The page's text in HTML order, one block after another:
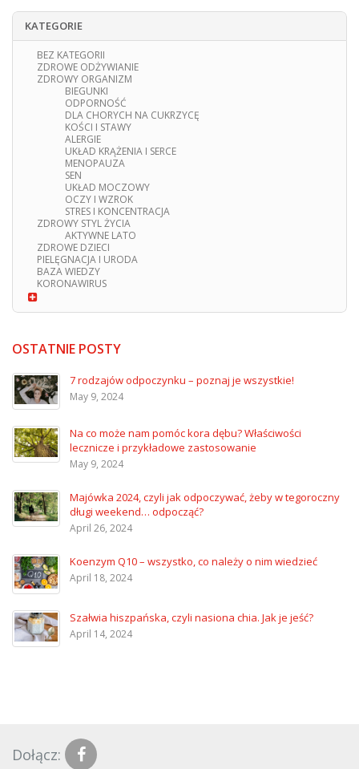
KATEGORIE
BEZ KATEGORII
ZDROWE ODŻYWIANIE
ZDROWY ORGANIZM
BIEGUNKI
ODPORNOŚĆ
DLA CHORYCH NA CUKRZYCĘ
KOŚCI I STAWY
ALERGIE
UKŁAD KRĄŻENIA I SERCE
MENOPAUZA
SEN
UKŁAD MOCZOWY
OCZY I WZROK
STRES I KONCENTRACJA
ZDROWY STYL ŻYCIA
AKTYWNE LATO
ZDROWE DZIECI
PIELĘGNACJA I URODA
BAZA WIEDZY
KORONAWIRUS
OSTATNIE POSTY
7 rodzajów odpoczynku – poznaj je wszystkie!
May 9, 2024
Na co może nam pomóc kora dębu? Właściwości
lecznicze i przykładowe zastosowanie
May 9, 2024
Majówka 2024, czyli jak odpoczywać, żeby w tegoroczny
długi weekend… odpocząć?
April 26, 2024
Koenzym Q10 – wszystko, co należy o nim wiedzieć
April 18, 2024
Szałwia hiszpańska, czyli nasiona chia. Jak je jeść?
April 14, 2024
Dołącz: